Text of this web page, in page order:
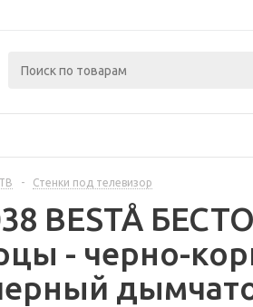
- Стенки под телевизор
BESTÅ
- черно-